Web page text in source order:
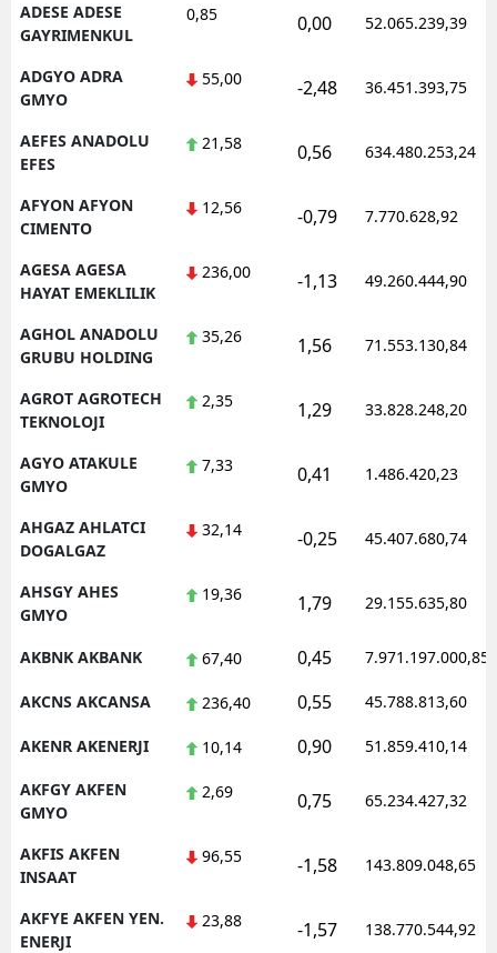
ADESE ADESE
GAYRIMENKUL
0,85 0,00 52.065.239,39
ADGYO ADRA
GMYO
55,00 -2,48 36.451.393,75
AEFES ANADOLU
EFES
21,58 0,56 634.480.253,24
AFYON AFYON
CIMENTO
12,56 -0,79 7.770.628,92
AGESA AGESA
HAYAT EMEKLILIK
236,00 -1,13 49.260.444,90
AGHOL ANADOLU
GRUBU HOLDING
35,26 1,56 71.553.130,84
AGROT AGROTECH
TEKNOLOJI
2,35 1,29 33.828.248,20
AGYO ATAKULE
GMYO
7,33 0,41 1.486.420,23
AHGAZ AHLATCI
DOGALGAZ
32,14 -0,25 45.407.680,74
AHSGY AHES
GMYO
19,36 1,79 29.155.635,80
AKBNK AKBANK 67,40 0,45 7.971.197.000,85
AKCNS AKCANSA 236,40 0,55 45.788.813,60
AKENR AKENERJI 10,14 0,90 51.859.410,14
AKFGY AKFEN
GMYO
2,69 0,75 65.234.427,32
AKFIS AKFEN
INSAAT
96,55 -1,58 143.809.048,65
AKFYE AKFEN YEN.
ENERJI
23,88 -1,57 138.770.544,92